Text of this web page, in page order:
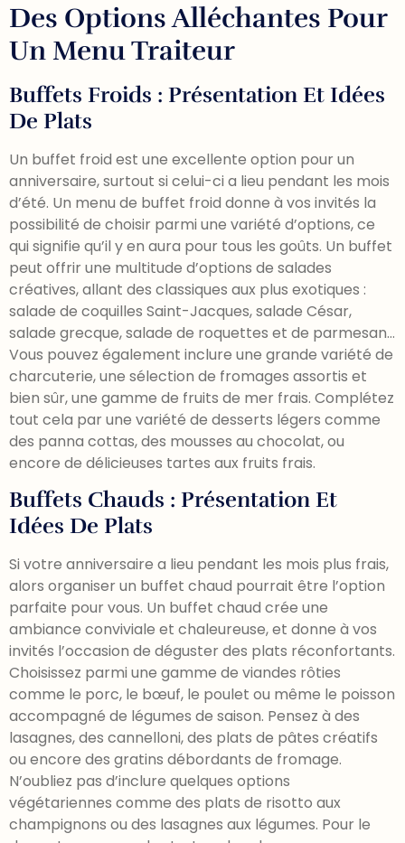
Des Options Alléchantes Pour
Un Menu Traiteur
Buffets Froids : Présentation Et Idées
De Plats
Un buffet froid est une excellente option pour un
anniversaire, surtout si celui-ci a lieu pendant les mois
d’été. Un menu de buffet froid donne à vos invités la
possibilité de choisir parmi une variété d’options, ce
qui signifie qu’il y en aura pour tous les goûts. Un buffet
peut offrir une multitude d’options de salades
créatives, allant des classiques aux plus exotiques :
salade de coquilles Saint-Jacques, salade César,
salade grecque, salade de roquettes et de parmesan…
Vous pouvez également inclure une grande variété de
charcuterie, une sélection de fromages assortis et
bien sûr, une gamme de fruits de mer frais. Complétez
tout cela par une variété de desserts légers comme
des panna cottas, des mousses au chocolat, ou
encore de délicieuses tartes aux fruits frais.
Buffets Chauds : Présentation Et
Idées De Plats
Si votre anniversaire a lieu pendant les mois plus frais,
alors organiser un buffet chaud pourrait être l’option
parfaite pour vous. Un buffet chaud crée une
ambiance conviviale et chaleureuse, et donne à vos
invités l’occasion de déguster des plats réconfortants.
Choisissez parmi une gamme de viandes rôties
comme le porc, le bœuf, le poulet ou même le poisson
accompagné de légumes de saison. Pensez à des
lasagnes, des cannelloni, des plats de pâtes créatifs
ou encore des gratins débordants de fromage.
N’oubliez pas d’inclure quelques options
végétariennes comme des plats de risotto aux
champignons ou des lasagnes aux légumes. Pour le